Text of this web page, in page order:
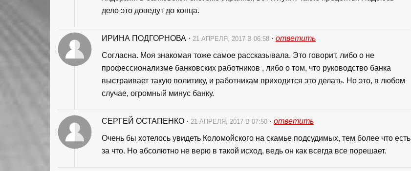
дело это доведут до конца.
ИРИНА ПОДГОРНОВА · 21 АПРЕЛЯ, 2017 В 06:58 · ответить
Согласна. Моя знакомая тоже самое рассказывала. Это говорит, либо о не
профессионализме банковских работников , либо о том, что руководство банка
выстраивает такую политику, и работникам приходится это делать. Но это, в любом
случае, огромный минус банку.
СЕРГЕЙ ОСТАПЕНКО · 21 АПРЕЛЯ, 2017 В 07:50 · ответить
Очень бы хотелось увидеть Коломойского на скамье подсудимых, тем более что есть
за что. Но абсолютно не верю в такой исход, ведь он как всегда все порешает.